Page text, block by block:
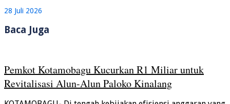
28 Juli 2026
Baca Juga
Pemkot Kotamobagu Kucurkan R1 Miliar untuk
Revitalisasi Alun-Alun Paloko Kinalang